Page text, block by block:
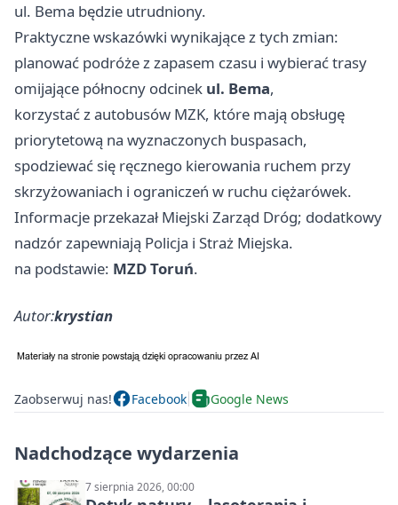
ul. Bema będzie utrudniony.
Praktyczne wskazówki wynikające z tych zmian:
planować podróże z zapasem czasu i wybierać trasy
omijające północny odcinek ul. Bema,
korzystać z autobusów MZK, które mają obsługę
priorytetową na wyznaczonych buspasach,
spodziewać się ręcznego kierowania ruchem przy
skrzyżowaniach i ograniczeń w ruchu ciężarówek.
Informacje przekazał Miejski Zarząd Dróg; dodatkowy
nadzór zapewniają Policja i Straż Miejska.
na podstawie: MZD Toruń.
Autor:krystian
Zaobserwuj nas! Facebook Google News
Nadchodzące wydarzenia
7 sierpnia 2026, 00:00